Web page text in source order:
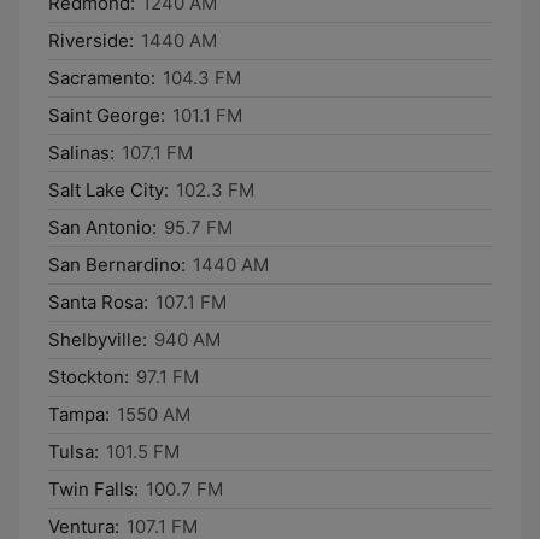
Riverside: 1440 AM
Sacramento: 104.3 FM
Saint George: 101.1 FM
Salinas: 107.1 FM
Salt Lake City: 102.3 FM
San Antonio: 95.7 FM
San Bernardino: 1440 AM
Santa Rosa: 107.1 FM
Shelbyville: 940 AM
Stockton: 97.1 FM
Tampa: 1550 AM
Tulsa: 101.5 FM
Twin Falls: 100.7 FM
Ventura: 107.1 FM